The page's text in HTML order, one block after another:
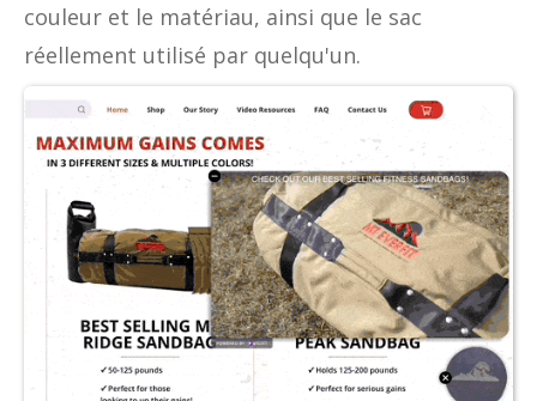
couleur et le matériau, ainsi que le sac
réellement utilisé par quelqu'un.